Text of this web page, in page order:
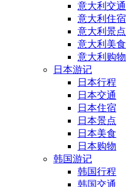
意大利交通
意大利住宿
意大利景点
意大利美食
意大利购物
日本游记
日本行程
日本交通
日本住宿
日本景点
日本美食
日本购物
韩国游记
韩国行程
韩国交通